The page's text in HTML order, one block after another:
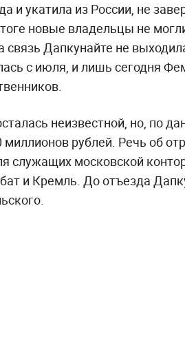
и укатила из России, не
новые владельцы не
связь Дапкунайте не
с июля, и лишь сегодня
неизвестной, но, по
миллионов рублей. Речь об
служащих московской
и Кремль. До отъезда